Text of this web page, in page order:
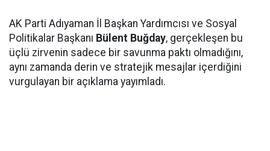
AK Parti Adıyaman İl Başkan Yardımcısı ve Sosyal
Politikalar Başkanı Bülent Buğday, gerçekleşen bu
üçlü zirvenin sadece bir savunma paktı olmadığını,
aynı zamanda derin ve stratejik mesajlar içerdiğini
vurgulayan bir açıklama yayımladı.